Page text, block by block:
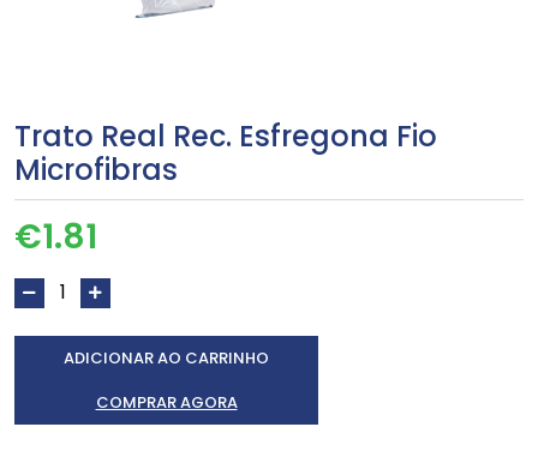
Trato Real Rec. Esfregona Fio
Microfibras
€1.81
ADICIONAR AO CARRINHO
COMPRAR AGORA